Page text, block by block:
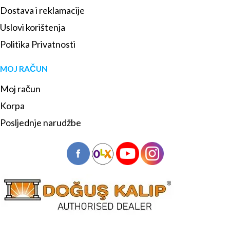
Dostava i reklamacije
Uslovi korištenja
Politika Privatnosti
MOJ RAČUN
Moj račun
Korpa
Posljednje narudžbe